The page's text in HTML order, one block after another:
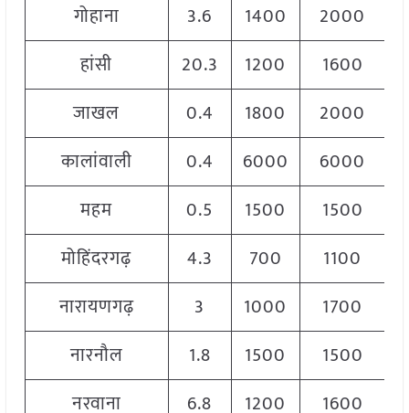
गोहाना
3.6 1400 2000
हांसी
20.3 1200 1600
जाखल
0.4 1800 2000
कालांवाली
0.4 6000 6000
महम
0.5 1500 1500
मोहिंदरगढ़
4.3 700 1100
नारायणगढ़
3 1000 1700
नारनौल
1.8 1500 1500
नरवाना
6.8 1200 1600